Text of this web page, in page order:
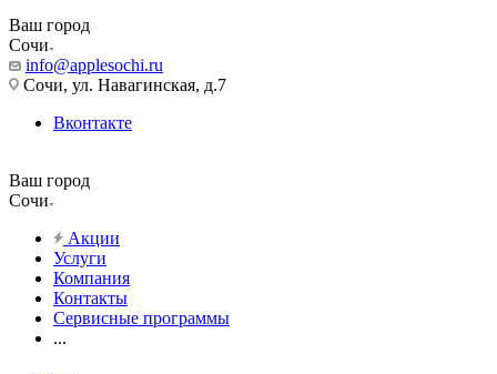
Ваш город
Сочи
info@applesochi.ru
Сочи, ул. Навагинская, д.7
Вконтакте
Ваш город
Сочи
Акции
Услуги
Компания
Контакты
Сервисные программы
...